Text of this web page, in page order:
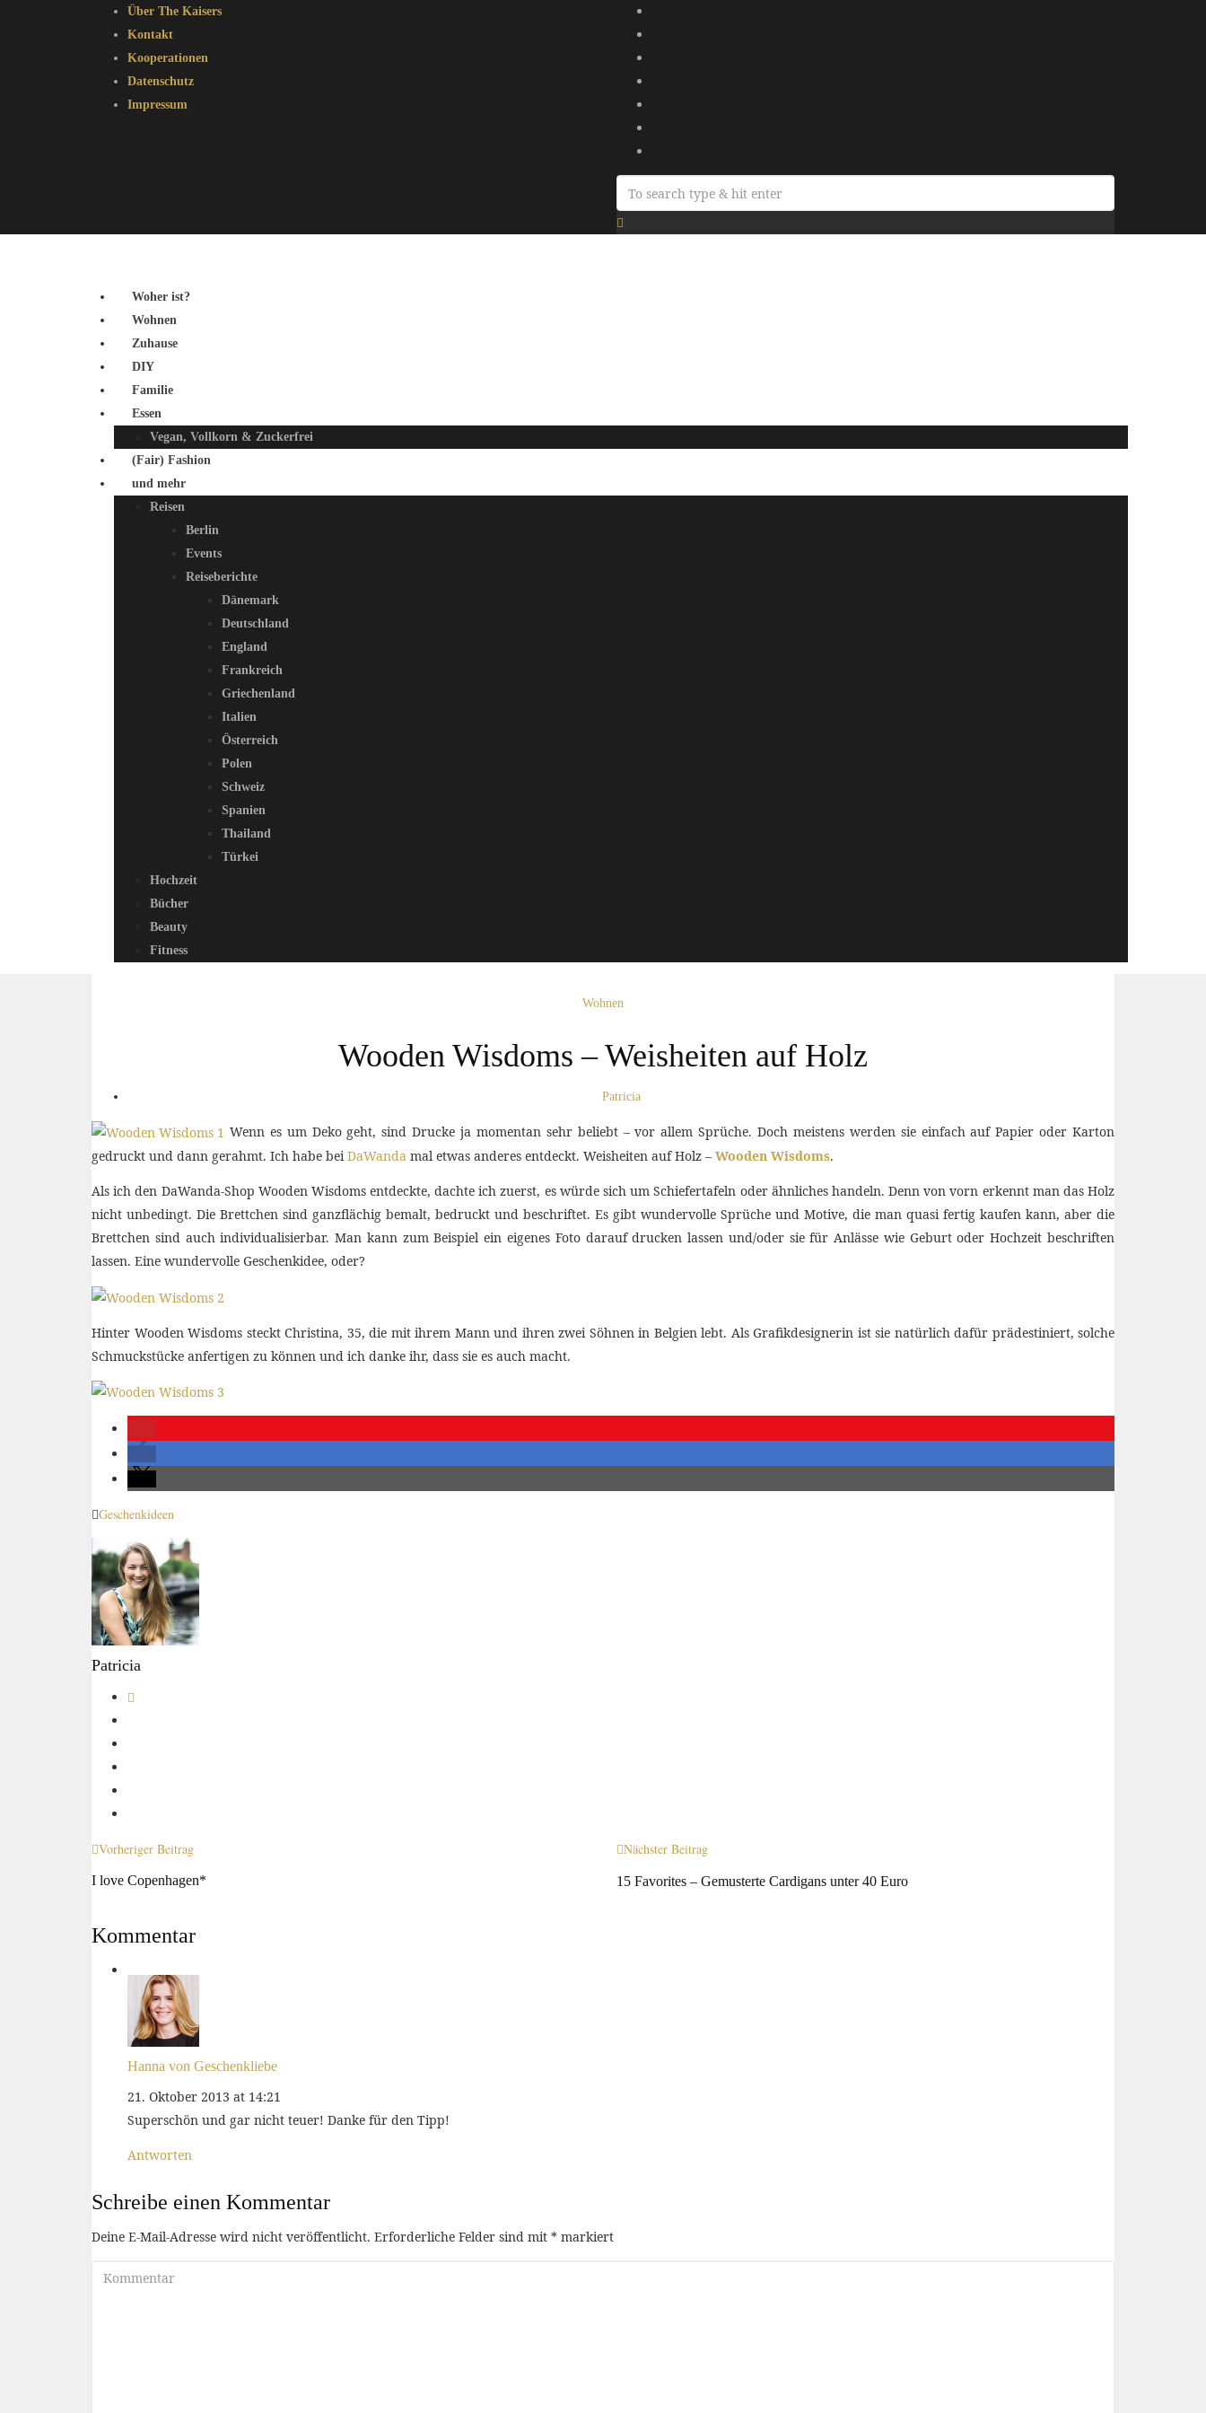
Über The Kaisers
Kontakt
Kooperationen
Datenschutz
Impressum
Woher ist?
Wohnen
Zuhause
DIY
Familie
Essen
Vegan, Vollkorn & Zuckerfrei
(Fair) Fashion
und mehr
Reisen
Berlin
Events
Reiseberichte
Dänemark
Deutschland
England
Frankreich
Griechenland
Italien
Österreich
Polen
Schweiz
Spanien
Thailand
Türkei
Hochzeit
Bücher
Beauty
Fitness
Wohnen
Wooden Wisdoms – Weisheiten auf Holz
Patricia
Wenn es um Deko geht, sind Drucke ja momentan sehr beliebt – vor allem Sprüche. Doch meistens werden sie einfach auf Papier oder Karton
gedruckt und dann gerahmt. Ich habe beiDaWanda mal etwas anderes entdeckt. Weisheiten auf Holz – Wooden Wisdoms.
Als ich den DaWanda-Shop Wooden Wisdoms entdeckte, dachte ich zuerst, es würde sich um Schiefertafeln oder ähnliches handeln. Denn von vorn erkennt man das Holz
nicht unbedingt. Die Brettchen sind ganzflächig bemalt, bedruckt und beschriftet. Es gibt wundervolle Sprüche und Motive, die man quasi fertig kaufen kann, aber die
Brettchen sind auch individualisierbar. Man kann zum Beispiel ein eigenes Foto darauf drucken lassen und/oder sie für Anlässe wie Geburt oder Hochzeit beschriften
lassen. Eine wundervolle Geschenkidee, oder?
Hinter Wooden Wisdoms steckt Christina, 35, die mit ihrem Mann und ihren zwei Söhnen in Belgien lebt. Als Grafikdesignerin ist sie natürlich dafür prädestiniert, solche
Schmuckstücke anfertigen zu können und ich danke ihr, dass sie es auch macht.
Geschenkideen
Patricia
Vorheriger Beitrag
I love Copenhagen*
Nächster Beitrag
15 Favorites – Gemusterte Cardigans unter 40 Euro
Kommentar
Hanna von Geschenkliebe
21. Oktober 2013 at 14:21
Superschön und gar nicht teuer! Danke für den Tipp!
Antworten
Schreibe einen Kommentar
Deine E-Mail-Adresse wird nicht veröffentlicht. Erforderliche Felder sind mit * markiert
Kommentar